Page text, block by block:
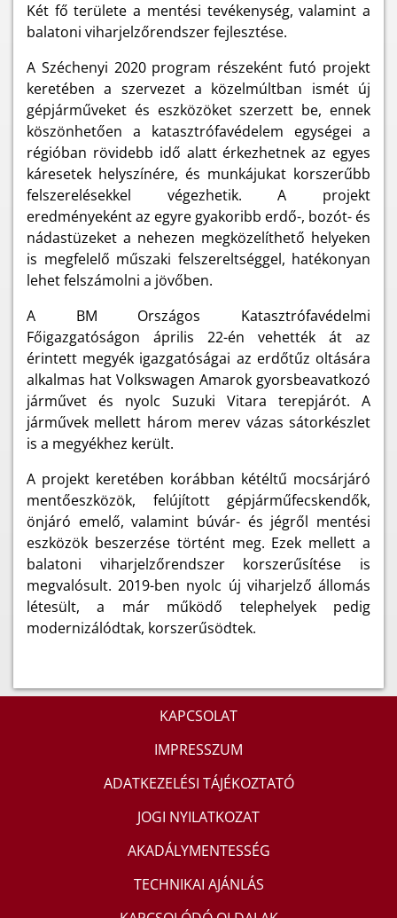
Két fő területe a mentési tevékenység, valamint a
balatoni viharjelzőrendszer fejlesztése.
A Széchenyi 2020 program részeként futó projekt
keretében a szervezet a közelmúltban ismét új
gépjárműveket és eszközöket szerzett be, ennek
köszönhetően a katasztrófavédelem egységei a
régióban rövidebb idő alatt érkezhetnek az egyes
káresetek helyszínére, és munkájukat korszerűbb
felszerelésekkel végezhetik. A projekt
eredményeként az egyre gyakoribb erdő-, bozót- és
nádastüzeket a nehezen megközelíthető helyeken
is megfelelő műszaki felszereltséggel, hatékonyan
lehet felszámolni a jövőben.
A BM Országos Katasztrófavédelmi
Főigazgatóságon április 22-én vehették át az
érintett megyék igazgatóságai az erdőtűz oltására
alkalmas hat Volkswagen Amarok gyorsbeavatkozó
járművet és nyolc Suzuki Vitara terepjárót. A
járművek mellett három merev vázas sátorkészlet
is a megyékhez került.
A projekt keretében korábban kétéltű mocsárjáró
mentőeszközök, felújított gépjárműfecskendők,
önjáró emelő, valamint búvár- és jégről mentési
eszközök beszerzése történt meg. Ezek mellett a
balatoni viharjelzőrendszer korszerűsítése is
megvalósult. 2019-ben nyolc új viharjelző állomás
létesült, a már működő telephelyek pedig
modernizálódtak, korszerűsödtek.
KAPCSOLAT
IMPRESSZUM
ADATKEZELÉSI TÁJÉKOZTATÓ
JOGI NYILATKOZAT
AKADÁLYMENTESSÉG
TECHNIKAI AJÁNLÁS